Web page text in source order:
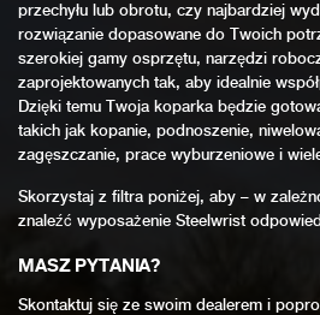
przechyłu lub obrotu, czy najbardziej
rozwiązanie dopasowane do Twoich
szerokiej gamy osprzętu, narzędzi
zaprojektowanych tak, aby idealnie
Dzięki temu Twoja koparka będzie
takich jak kopanie, podnoszenie,
zagęszczanie, prace wyburzeniowe i
Skorzystaj z filtra poniżej, aby – w
znaleźć wyposażenie Steelwrist
MASZ PYTANIA?
Skontaktuj się ze swoim dealerem i